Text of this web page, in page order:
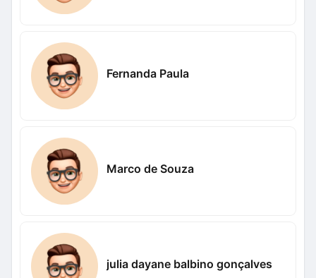
Fernanda Paula
Marco de Souza
julia dayane balbino gonçalves